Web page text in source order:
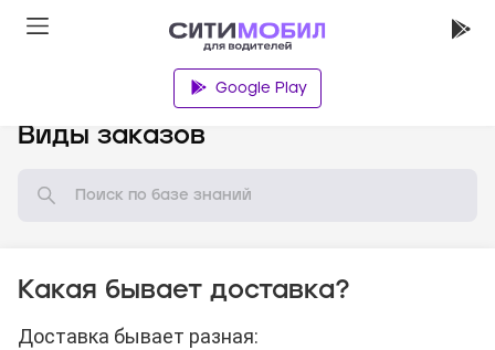
Google Play
Виды заказов
Какая бывает доставка?
Доставка бывает разная: